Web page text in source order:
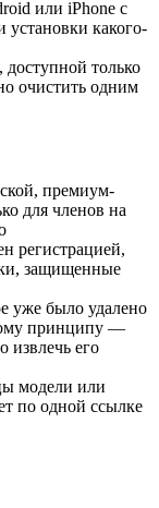
или iPhone с
установки какого-
только
очистить одним
премиум-
для членов на
регистрацией,
защищенные
уже было удалено
принципу —
извлечь его
модели или
по одной ссылке